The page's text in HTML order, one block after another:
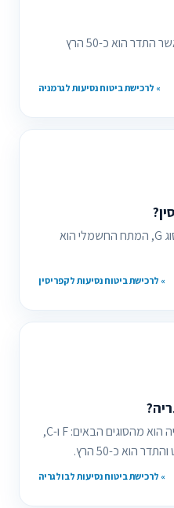
השקעים בגרמניה הם C ו-F, כאשר התדר הוא כ-50 הרץ
» לרכישת ביטוח נסיעות לגרמניה
שקע החשמל בקפריסין הוא מסוג G, המתח החשמלי הוא
» לרכישת ביטוח נסיעות לקפריסין
שקע החשמל המתאים בבולגריה הוא מהסוגים הבאים: F ו-C,
» לרכישת ביטוח נסיעות לבולגריה